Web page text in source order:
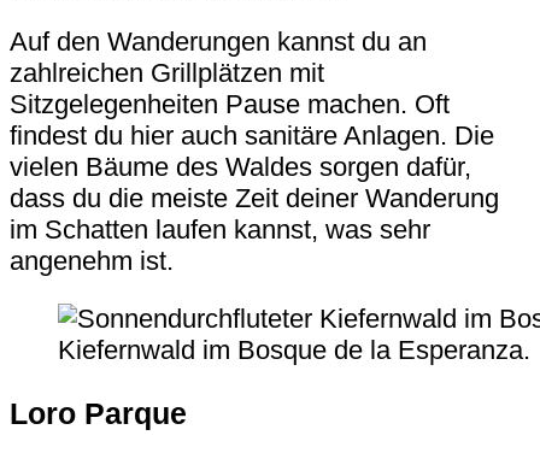
Auf den Wanderungen kannst du an
zahlreichen Grillplätzen mit
Sitzgelegenheiten Pause machen. Oft
findest du hier auch sanitäre Anlagen. Die
vielen Bäume des Waldes sorgen dafür,
dass du die meiste Zeit deiner Wanderung
im Schatten laufen kannst, was sehr
angenehm ist.
Kiefernwald im Bosque de la Esperanza.
Loro Parque